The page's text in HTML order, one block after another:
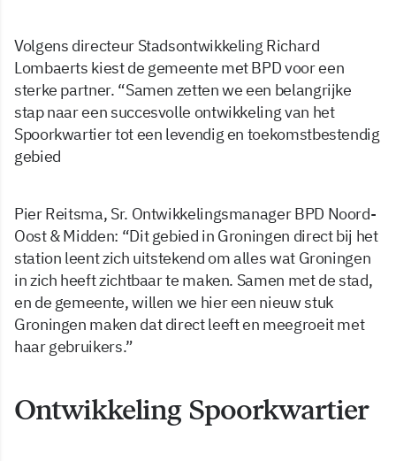
Volgens directeur Stadsontwikkeling Richard
Lombaerts kiest de gemeente met BPD voor een
sterke partner. “Samen zetten we een belangrijke
stap naar een succesvolle ontwikkeling van het
Spoorkwartier tot een levendig en toekomstbestendig
gebied
Pier Reitsma, Sr. Ontwikkelingsmanager BPD Noord-
Oost & Midden: “Dit gebied in Groningen direct bij het
station leent zich uitstekend om alles wat Groningen
in zich heeft zichtbaar te maken. Samen met de stad,
en de gemeente, willen we hier een nieuw stuk
Groningen maken dat direct leeft en meegroeit met
haar gebruikers.”
Ontwikkeling Spoorkwartier